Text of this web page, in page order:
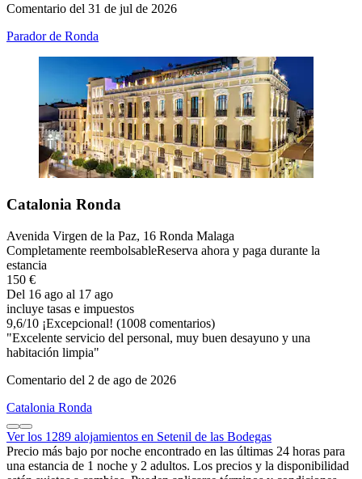
Comentario del 31 de jul de 2026
Parador de Ronda
Catalonia Ronda
Avenida Virgen de la Paz, 16 Ronda Malaga
Completamente reembolsableReserva ahora y paga durante la
estancia
150 €
Del 16 ago al 17 ago
incluye tasas e impuestos
9,6/10 ¡Excepcional! (1008 comentarios)
"Excelente servicio del personal, muy buen desayuno y una
habitación limpia"
Comentario del 2 de ago de 2026
Catalonia Ronda
Ver los 1289 alojamientos en Setenil de las Bodegas
Precio más bajo por noche encontrado en las últimas 24 horas para
una estancia de 1 noche y 2 adultos. Los precios y la disponibilidad